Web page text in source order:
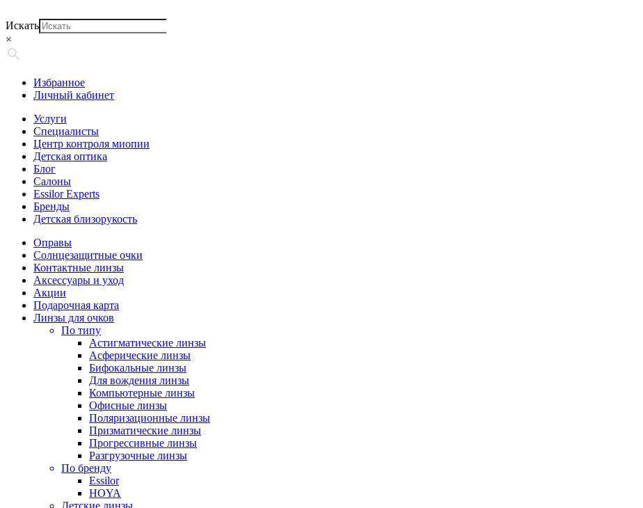
Искать
×
Избранное
Личный кабинет
Услуги
Специалисты
Центр контроля миопии
Детская оптика
Блог
Салоны
Essilor Experts
Бренды
Детская близорукость
Оправы
Солнцезащитные очки
Контактные линзы
Аксессуары и уход
Акции
Подарочная карта
Линзы для очков
По типу
Астигматические линзы
Асферические линзы
Бифокальные линзы
Для вождения линзы
Компьютерные линзы
Офисные линзы
Поляризационные линзы
Призматические линзы
Прогрессивные линзы
Разгрузочные линзы
По бренду
Essilor
HOYA
Детские линзы